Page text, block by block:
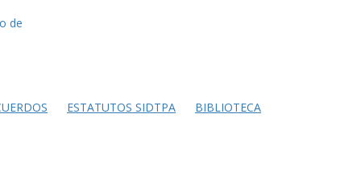
de
ESTATUTOS SIDTPA BIBLIOTECA